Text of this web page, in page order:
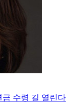
수령 길 열린다